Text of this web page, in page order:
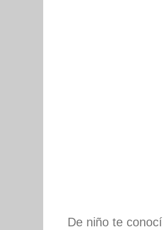
De niño te conocí